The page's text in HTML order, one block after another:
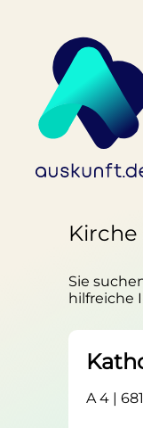
Sie
hilfreiche
A 4 |